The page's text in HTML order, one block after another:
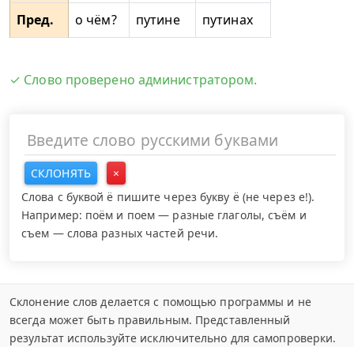
Пред.
о чём? путине путинах
✓ Слово проверено администратором.
СКЛОНЯТЬ
×
Слова с буквой ё пишите через букву ё (не через е!).
Например: поём и поем — разные глаголы, съём и
съем — слова разных частей речи.
Склонение слов делается с помощью программы и не
всегда может быть правильным. Представленный
результат используйте исключительно для самопроверки.